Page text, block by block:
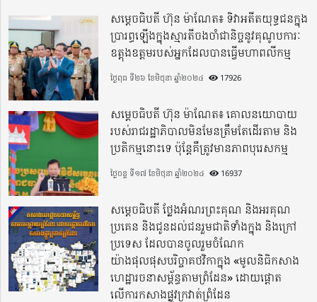
សម្តេចធិបតី ហ៊ុន ម៉ាណែត៖ ទិវាអតីតយុទ្ធជនក្នុង
ប្រារព្ធឡើងក្នុងស្មារតីចងចាំជានិច្ចនូវគុណូបការៈ
ឧត្តុងឧត្តមរបស់អ្នកដែលបានធ្វើមហាពលីកម្ម
ថ្ងៃពុធ ទី២៦ ខែមិថុនា ឆ្នាំ២០២៤ 17926
សម្តេចធិបតី ហ៊ុន ម៉ាណែត៖ គោលនយោបាយ
របស់រាជរដ្ឋាភិបាលមិនមែនត្រឹមតែដើរតាម និង
ប្រតិកម្មនោះទេ ប៉ុន្តែគឺត្រូវមានភាពបុរេសកម្ម
ថ្ងៃចន្ទ ទី១៧ ខែមិថុនា ឆ្នាំ២០២៤ 16937
សម្តេចធិបតី ថ្លែងអំណរព្រះគុណ និងអរគុណ
ប្រគេន និងជូនដល់ជនរួមជាតិទាំងក្នុង​ និងក្រៅ
ប្រទេស​ ដែលបានចូលរួមចំណែក
យ៉ាងផុលផុសបរិច្ចាគថវិកាក្នុង «មូលនិធិកសាង
ហេដ្ឋារចនាសម្ព័ន្ធតាមព្រំដែន» ដោយផ្ដោត
លើការកសាងផ្លូវក្រវាត់ព្រំដែន